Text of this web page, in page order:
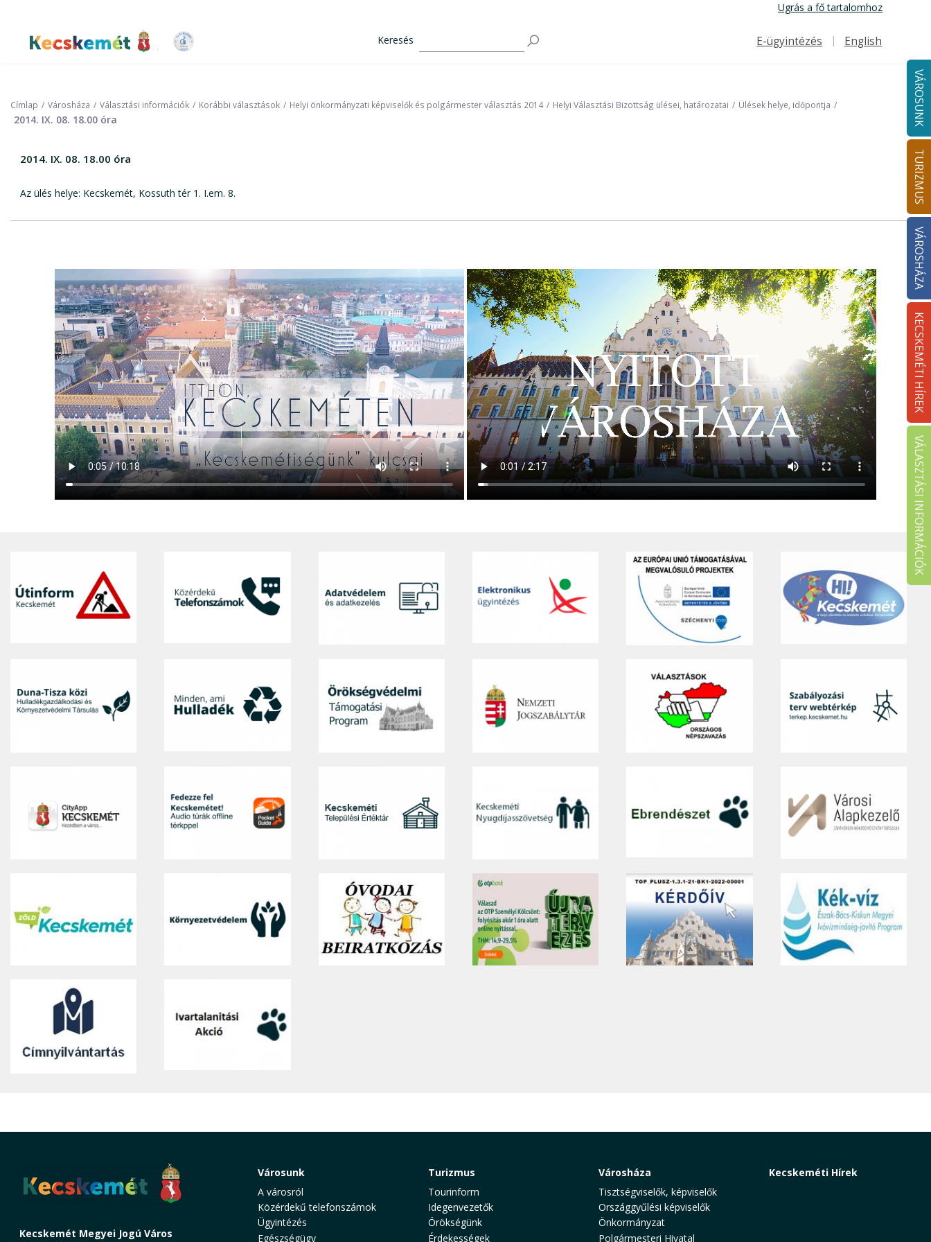
tartalomra
Ugrás a fő tartalomhoz
Kecskemét Város Honlapja
Keresés
Felső navigáció
E-ügyintézés English
VÁROSUNK
TURIZMUS
VÁROSHÁZA
KECSKEMÉTI HÍREK
VÁLASZTÁSI INFORMÁCIÓK
Címlap Városháza Választási információk Korábbi választások Helyi önkormányzati képviselők és polgármester választás 2014 Helyi Választási Bizottság ülései, határozatai Ülések helye, időpontja
2014. IX. 08. 18.00 óra
2014. IX. 08. 18.00 óra
Az ülés helye: Kecskemét, Kossuth tér 1. I.em. 8.
Kecskemét Megyei Jogú Város
Városunk
A városról
Közérdekű telefonszámok
Ügyintézés
Egészségügy
Turizmus
Tourinform
Idegenvezetők
Örökségünk
Érdekességek
Városháza
Tisztségviselők, képviselők
Országgyűlési képviselők
Önkormányzat
Polgármesteri Hivatal
Kecskeméti Hírek